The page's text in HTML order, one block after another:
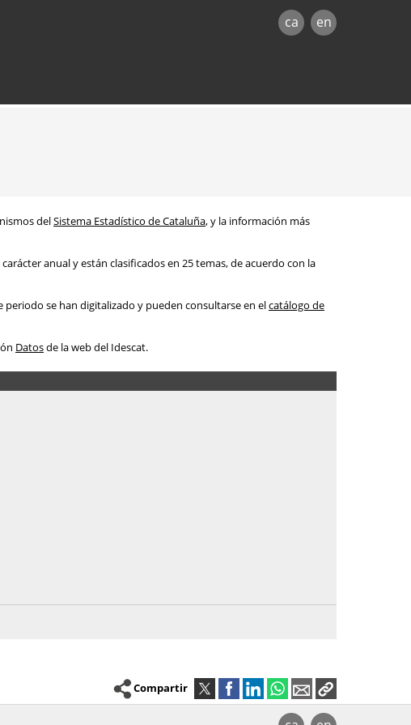
ca en
delSistema Estadístico de Cataluña, y la información más
anual y están clasificados en 25 temas, de acuerdo con la
periodo se han digitalizado y pueden consultarse en elcatálogo de
Datosde la web del Idescat.
Compartir